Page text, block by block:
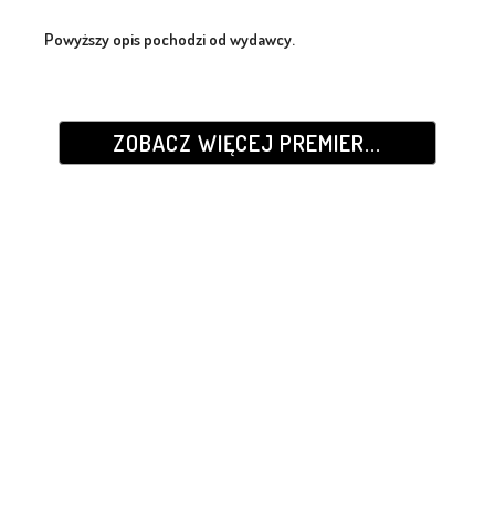
Powyższy opis pochodzi od wydawcy.
ZOBACZ WIĘCEJ PREMIER...